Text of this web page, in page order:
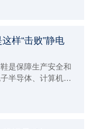
样“击败”静电
是保障生产安全和
半导体、计算机、